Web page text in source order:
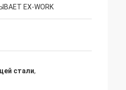
EX-WORK
стали,